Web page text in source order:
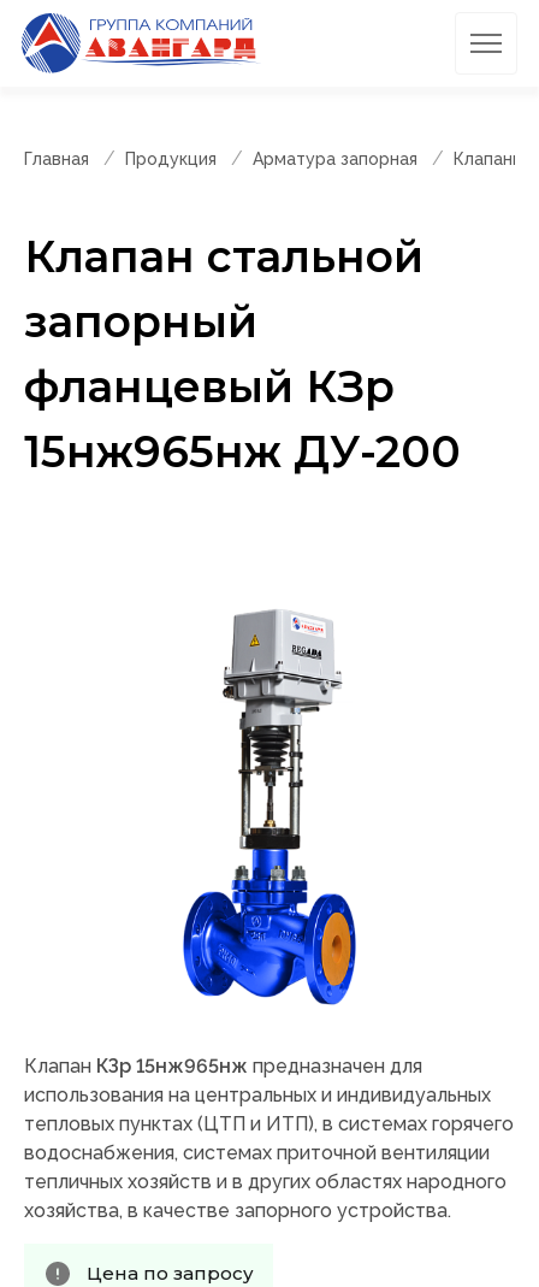
Главная Продукция Арматура запорная Клапаны
Клапан стальной
запорный
фланцевый КЗр
15нж965нж ДУ-200
Клапан КЗр 15нж965нж предназначен для
использования на центральных и индивидуальных
тепловых пунктах (ЦТП и ИТП), в системах горячего
водоснабжения, системах приточной вентиляции
тепличных хозяйств и в других областях народного
хозяйства, в качестве запорного устройства.
Цена по запросу